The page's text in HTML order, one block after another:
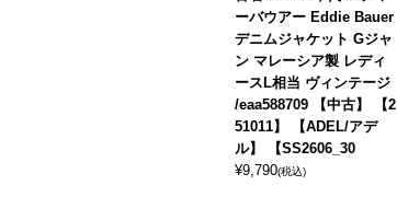
ーバウアー Eddie Bauer
デニムジャケット Gジャ
ン マレーシア製 レディ
ースL相当 ヴィンテージ
/eaa588709 【中古】 【2
51011】 【ADEL/アデ
ル】 【SS2606_30
¥9,790(税込)